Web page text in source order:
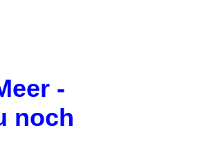
-
noch